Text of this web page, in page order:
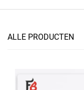
ALLE PRODUCTEN